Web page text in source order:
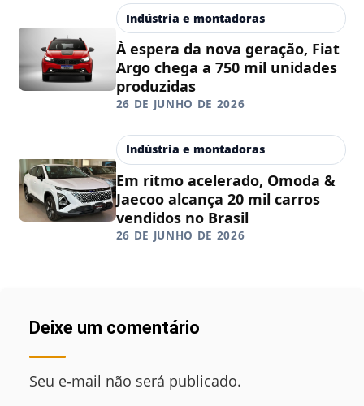
Indústria e montadoras
À espera da nova geração, Fiat
Argo chega a 750 mil unidades
produzidas
26 DE JUNHO DE 2026
Indústria e montadoras
Em ritmo acelerado, Omoda &
Jaecoo alcança 20 mil carros
vendidos no Brasil
26 DE JUNHO DE 2026
Deixe um comentário
Seu e‑mail não será publicado.